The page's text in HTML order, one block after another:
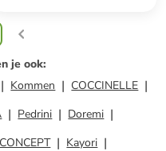
je ook:
Kommen
COCCINELLE
Pedrini
Doremi
Kayori